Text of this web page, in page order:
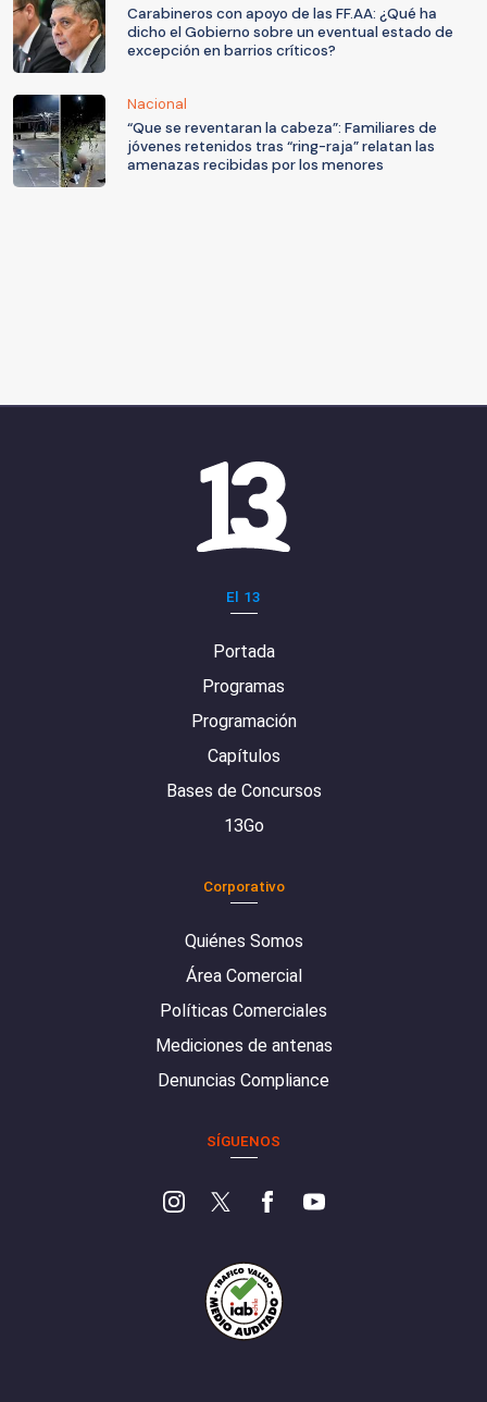
Carabineros con apoyo de las FF.AA: ¿Qué ha
dicho el Gobierno sobre un eventual estado de
excepción en barrios críticos?
Nacional
“Que se reventaran la cabeza”: Familiares de
jóvenes retenidos tras “ring-raja” relatan las
amenazas recibidas por los menores
El 13
Portada
Programas
Programación
Capítulos
Bases de Concursos
13Go
Corporativo
Quiénes Somos
Área Comercial
Políticas Comerciales
Mediciones de antenas
Denuncias Compliance
SÍGUENOS